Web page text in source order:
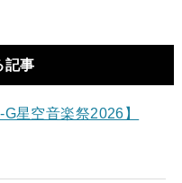
記事
星空音楽祭2026】